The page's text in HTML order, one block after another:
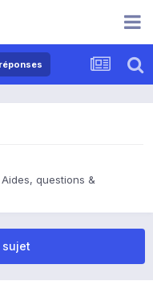
questions &
sujet